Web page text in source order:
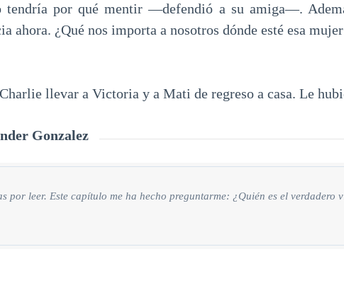
por qué mentir —defendió a su amiga—.
ahora. ¿Qué nos importa a nosotros dónde esté esa
llevar a Victoria y a Mati de regreso a casa. Le
Gonzalez
por leer. Este capítulo me ha hecho preguntarme: ¿Quién es el verdadero